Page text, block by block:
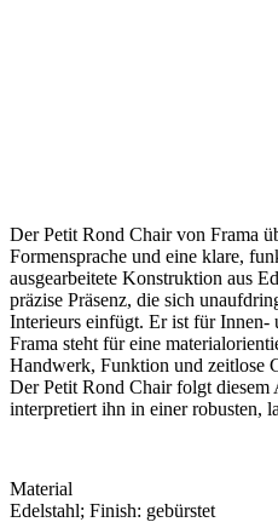
Der Petit Rond Chair von Frama
Formensprache und eine klare,
ausgearbeitete Konstruktion aus
präzise Präsenz, die sich
Interieurs einfügt. Er ist für Innen-
Frama steht für eine
Handwerk, Funktion und zeitlose
Der Petit Rond Chair folgt diesem
interpretiert ihn in einer robusten,
Material
Edelstahl; Finish: gebürstet